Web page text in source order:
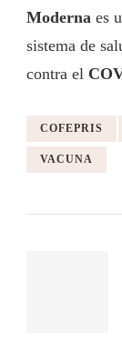
Moderna es
sistema de
contra el
COFEPRIS
VACUNA